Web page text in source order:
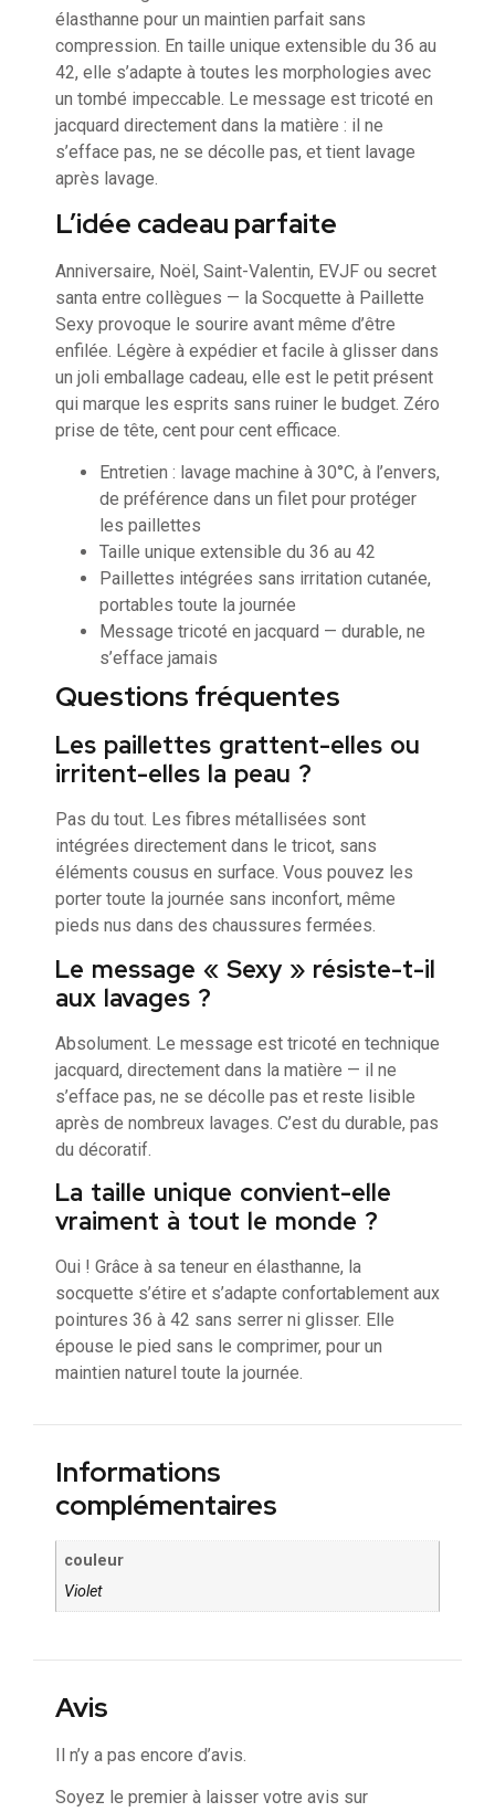
élasthanne pour un maintien parfait sans
compression. En taille unique extensible du 36 au
42, elle s’adapte à toutes les morphologies avec
un tombé impeccable. Le message est tricoté en
jacquard directement dans la matière : il ne
s’efface pas, ne se décolle pas, et tient lavage
après lavage.
L’idée cadeau parfaite
Anniversaire, Noël, Saint-Valentin, EVJF ou secret
santa entre collègues — la Socquette à Paillette
Sexy provoque le sourire avant même d’être
enfilée. Légère à expédier et facile à glisser dans
un joli emballage cadeau, elle est le petit présent
qui marque les esprits sans ruiner le budget. Zéro
prise de tête, cent pour cent efficace.
Entretien : lavage machine à 30°C, à l’envers,
de préférence dans un filet pour protéger
les paillettes
Taille unique extensible du 36 au 42
Paillettes intégrées sans irritation cutanée,
portables toute la journée
Message tricoté en jacquard — durable, ne
s’efface jamais
Questions fréquentes
Les paillettes grattent-elles ou
irritent-elles la peau ?
Pas du tout. Les fibres métallisées sont
intégrées directement dans le tricot, sans
éléments cousus en surface. Vous pouvez les
porter toute la journée sans inconfort, même
pieds nus dans des chaussures fermées.
Le message « Sexy » résiste-t-il
aux lavages ?
Absolument. Le message est tricoté en technique
jacquard, directement dans la matière — il ne
s’efface pas, ne se décolle pas et reste lisible
après de nombreux lavages. C’est du durable, pas
du décoratif.
La taille unique convient-elle
vraiment à tout le monde ?
Oui ! Grâce à sa teneur en élasthanne, la
socquette s’étire et s’adapte confortablement aux
pointures 36 à 42 sans serrer ni glisser. Elle
épouse le pied sans le comprimer, pour un
maintien naturel toute la journée.
Informations
complémentaires
couleur
Violet
Avis
Il n’y a pas encore d’avis.
Soyez le premier à laisser votre avis sur